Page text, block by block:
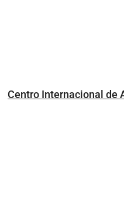
Centro Internacional de